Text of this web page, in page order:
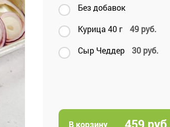
Без добавок
Курица 40 г
49руб.
Сыр Чеддер
30руб.
В корзину